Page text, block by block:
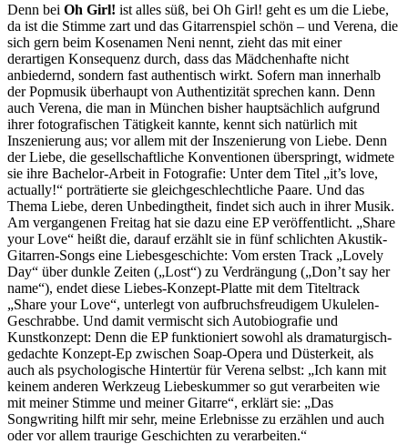
Denn bei Oh Girl! ist alles süß, bei Oh Girl! geht es um die Liebe,
da ist die Stimme zart und das Gitarrenspiel schön – und Verena, die
sich gern beim Kosenamen Neni nennt, zieht das mit einer
derartigen Konsequenz durch, dass das Mädchenhafte nicht
anbiedernd, sondern fast authentisch wirkt. Sofern man innerhalb
der Popmusik überhaupt von Authentizität sprechen kann. Denn
auch Verena, die man in München bisher hauptsächlich aufgrund
ihrer fotografischen Tätigkeit kannte, kennt sich natürlich mit
Inszenierung aus; vor allem mit der Inszenierung von Liebe. Denn
der Liebe, die gesellschaftliche Konventionen überspringt, widmete
sie ihre Bachelor-Arbeit in Fotografie: Unter dem Titel „it’s love,
actually!“ porträtierte sie gleichgeschlechtliche Paare. Und das
Thema Liebe, deren Unbedingtheit, findet sich auch in ihrer Musik.
Am vergangenen Freitag hat sie dazu eine EP veröffentlicht. „Share
your Love“ heißt die, darauf erzählt sie in fünf schlichten Akustik-
Gitarren-Songs eine Liebesgeschichte: Vom ersten Track „Lovely
Day“ über dunkle Zeiten („Lost“) zu Verdrängung („Don’t say her
name“), endet diese Liebes-Konzept-Platte mit dem Titeltrack
„Share your Love“, unterlegt von aufbruchsfreudigem Ukulelen-
Geschrabbe. Und damit vermischt sich Autobiografie und
Kunstkonzept: Denn die EP funktioniert sowohl als dramaturgisch-
gedachte Konzept-Ep zwischen Soap-Opera und Düsterkeit, als
auch als psychologische Hintertür für Verena selbst: „Ich kann mit
keinem anderen Werkzeug Liebeskummer so gut verarbeiten wie
mit meiner Stimme und meiner Gitarre“, erklärt sie: „Das
Songwriting hilft mir sehr, meine Erlebnisse zu erzählen und auch
oder vor allem traurige Geschichten zu verarbeiten.“